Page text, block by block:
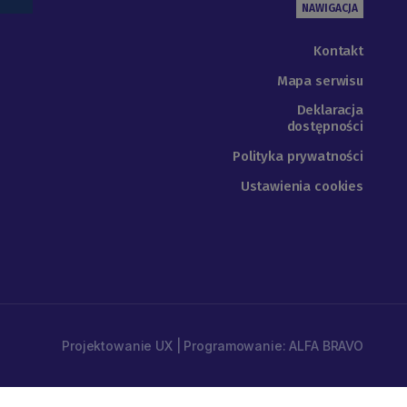
NAWIGACJA
Kontakt
Mapa serwisu
Deklaracja
dostępności
Polityka prywatności
Ustawienia cookies
Projektowanie UX | Programowanie: ALFA BRAVO